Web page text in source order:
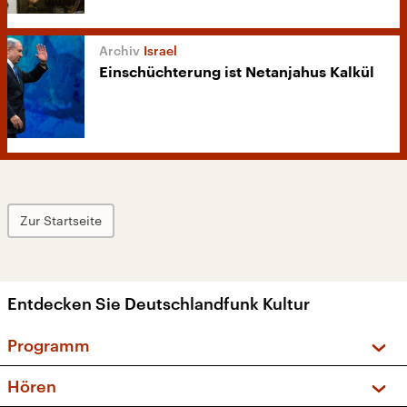
Israel
Einschüchterung ist Netanjahus Kalkül
Zur Startseite
Entdecken Sie Deutschlandfunk Kultur
Programm
Hören